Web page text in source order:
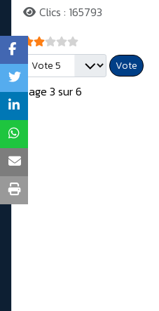
Clics : 165793
Vote utilisateur:
Veuillez voter
Page 3 sur 6